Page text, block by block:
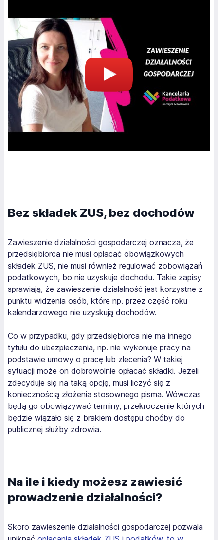
Bez składek ZUS, bez dochodów
Zawieszenie działalności gospodarczej oznacza, że
przedsiębiorca nie musi opłacać obowiązkowych
składek ZUS, nie musi również regulować zobowiązań
podatkowych, bo nie uzyskuje dochodu. Takie zapisy
sprawiają, że zawieszenie działalność jest korzystne z
punktu widzenia osób, które np. przez część roku
kalendarzowego nie uzyskują dochodów.
Co w przypadku, gdy przedsiębiorca nie ma innego
tytułu do ubezpieczenia, np. nie wykonuje pracy na
podstawie umowy o pracę lub zlecenia? W takiej
sytuacji może on dobrowolnie opłacać składki. Jeżeli
zdecyduje się na taką opcję, musi liczyć się z
koniecznością złożenia stosownego pisma. Wówczas
będą go obowiązywać terminy, przekroczenie których
będzie wiązało się z brakiem dostępu choćby do
publicznej służby zdrowia.
Na ile i kiedy możesz zawiesić
prowadzenie działalności?
Skoro zawieszenie działalności gospodarczej pozwala